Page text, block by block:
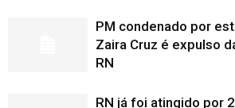
PM condenado por
Zaira Cruz é expulso
RN
RN já foi atingido por